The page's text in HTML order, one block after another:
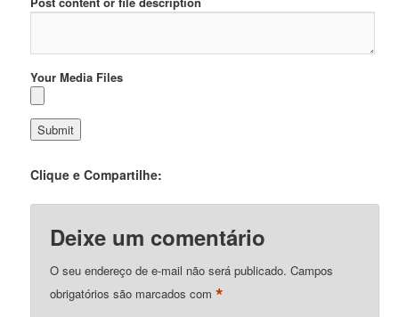
Your Media Files
Clique e Compartilhe:
Deixe um comentário
O seu endereço de e-mail não será publicado. Campos
obrigatórios são marcados com*